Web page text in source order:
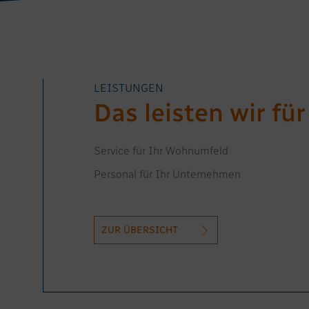
LEISTUNGEN
Das leisten wir
Service für Ihr Wohnumfeld
Personal für Ihr Unternehmen
ZUR ÜBERSICHT